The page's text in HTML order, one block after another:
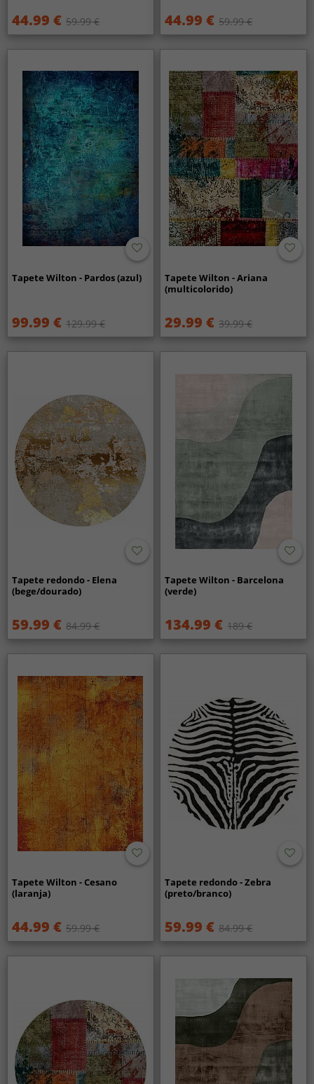
44.99 € 59.99 € 44.99 € 59.99 €
Tapete Wilton - Pardos (azul)
99.99 € 129.99 €
Tapete Wilton - Ariana
(multicolorido)
29.99 € 39.99 €
Tapete redondo - Elena
(bege/dourado)
59.99 € 84.99 €
Tapete Wilton - Barcelona
(verde)
134.99 € 189 €
Tapete Wilton - Cesano
(laranja)
44.99 € 59.99 €
Tapete redondo - Zebra
(preto/branco)
59.99 € 84.99 €